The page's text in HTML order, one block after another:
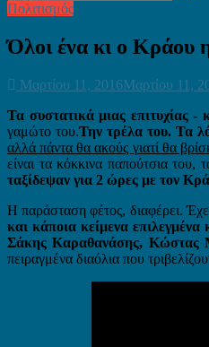
Πολιτισμός
Όλοι ένα κι ο Κράου
Μαρτίου 11, 2016Μαρτίου 11,
Τα συστατικά μιας επιτυχίας
γαμώτο του.Την τρέλα του. Τα
αλλά πάντα θα ακούς γιατί θα
είναι τα κόκκινα παπούτσια
ταξίδεψαν για 2 ώρες με τον
Η παράσταση φέτος, διαφέρει.
και κάποια κείμενα
Σάκης Καραθανάσης, Κώστας
πειραγμένα διαόλια που